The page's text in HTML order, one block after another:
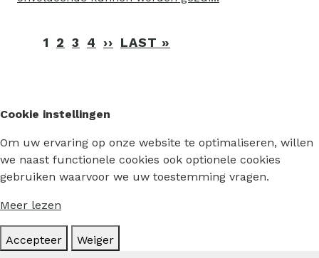
Paginering
1 2 3 4 ›› VOLGENDE
LAST »
Cookie instellingen
Om uw ervaring op onze website te optimaliseren, willen
we naast functionele cookies ook optionele cookies
gebruiken waarvoor we uw toestemming vragen.
Meer lezen
Accepteer Weiger